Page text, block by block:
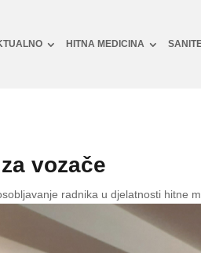
HITNA MEDICINA
vozače
radnika u djelatnosti hitne